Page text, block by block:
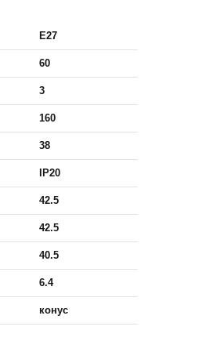
E27
60
3
160
38
IP20
42.5
42.5
40.5
6.4
конус